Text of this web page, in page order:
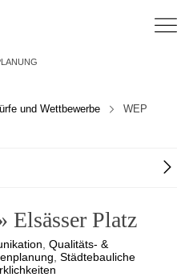
und Wettbewerbe
WEP
Elsässer Platz
Qualitäts- &
Städtebauliche